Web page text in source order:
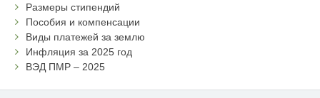
Размеры стипендий
Пособия и компенсации
Виды платежей за землю
Инфляция за 2025 год
ВЭД ПМР – 2025